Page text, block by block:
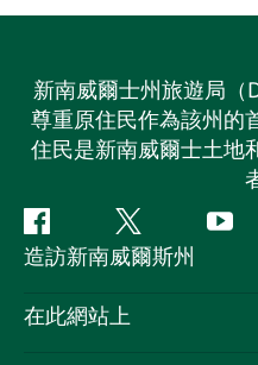
新南威爾士州旅遊局
尊重原住民作為該州的
住民是新南威爾士土地
Facebook嘰
嘰
喳
造訪新南威爾斯州
聯絡我們
在此網站上